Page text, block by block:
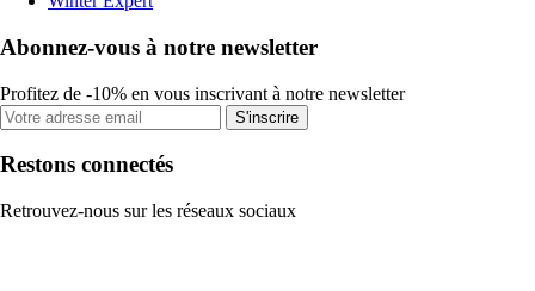
Abonnez-vous à notre newsletter
Profitez de -10% en vous inscrivant à notre newsletter
S'inscrire
Restons connectés
Retrouvez-nous sur les réseaux sociaux